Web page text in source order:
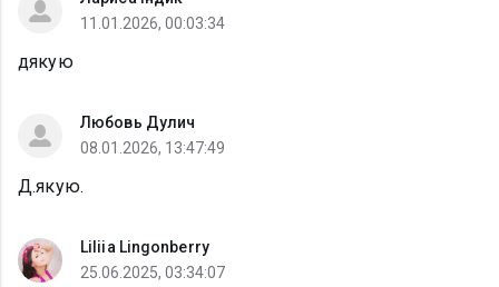
11.01.2026, 00:03:34
дякую
Любовь Дулич
08.01.2026, 13:47:49
Д.якую.
Liliia Lingonberry
25.06.2025, 03:34:07